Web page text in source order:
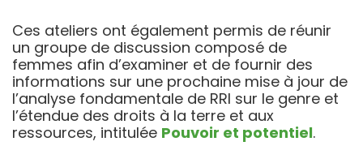
Ces ateliers ont également permis de réunir
un groupe de discussion composé de
femmes afin d’examiner et de fournir des
informations sur une prochaine mise à jour de
l’analyse fondamentale de RRI sur le genre et
l’étendue des droits à la terre et aux
ressources, intitulée Pouvoir et potentiel.